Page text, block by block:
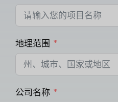
地理范围
公司名称